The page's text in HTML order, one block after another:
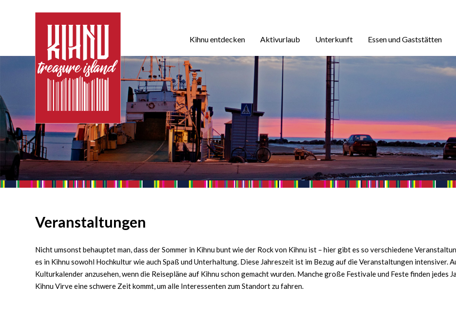
Kihnu entdecken Aktivurlaub Unterkunft Essen und Gaststätten
Veranstaltungen
Nicht umsonst behauptet man, dass der Sommer in Kihnu bunt wie der Rock von Kihnu ist – hier gibt es so verschiedene
es in Kihnu sowohl Hochkultur wie auch Spaß und Unterhaltung. Diese Jahreszeit ist im Bezug auf die Veranstaltungen intensiver.
Kulturkalender anzusehen, wenn die Reisepläne auf Kihnu schon gemacht wurden. Manche große Festivale und Feste finden jedes
Kihnu Virve eine schwere Zeit kommt, um alle Interessenten zum Standort zu fahren.